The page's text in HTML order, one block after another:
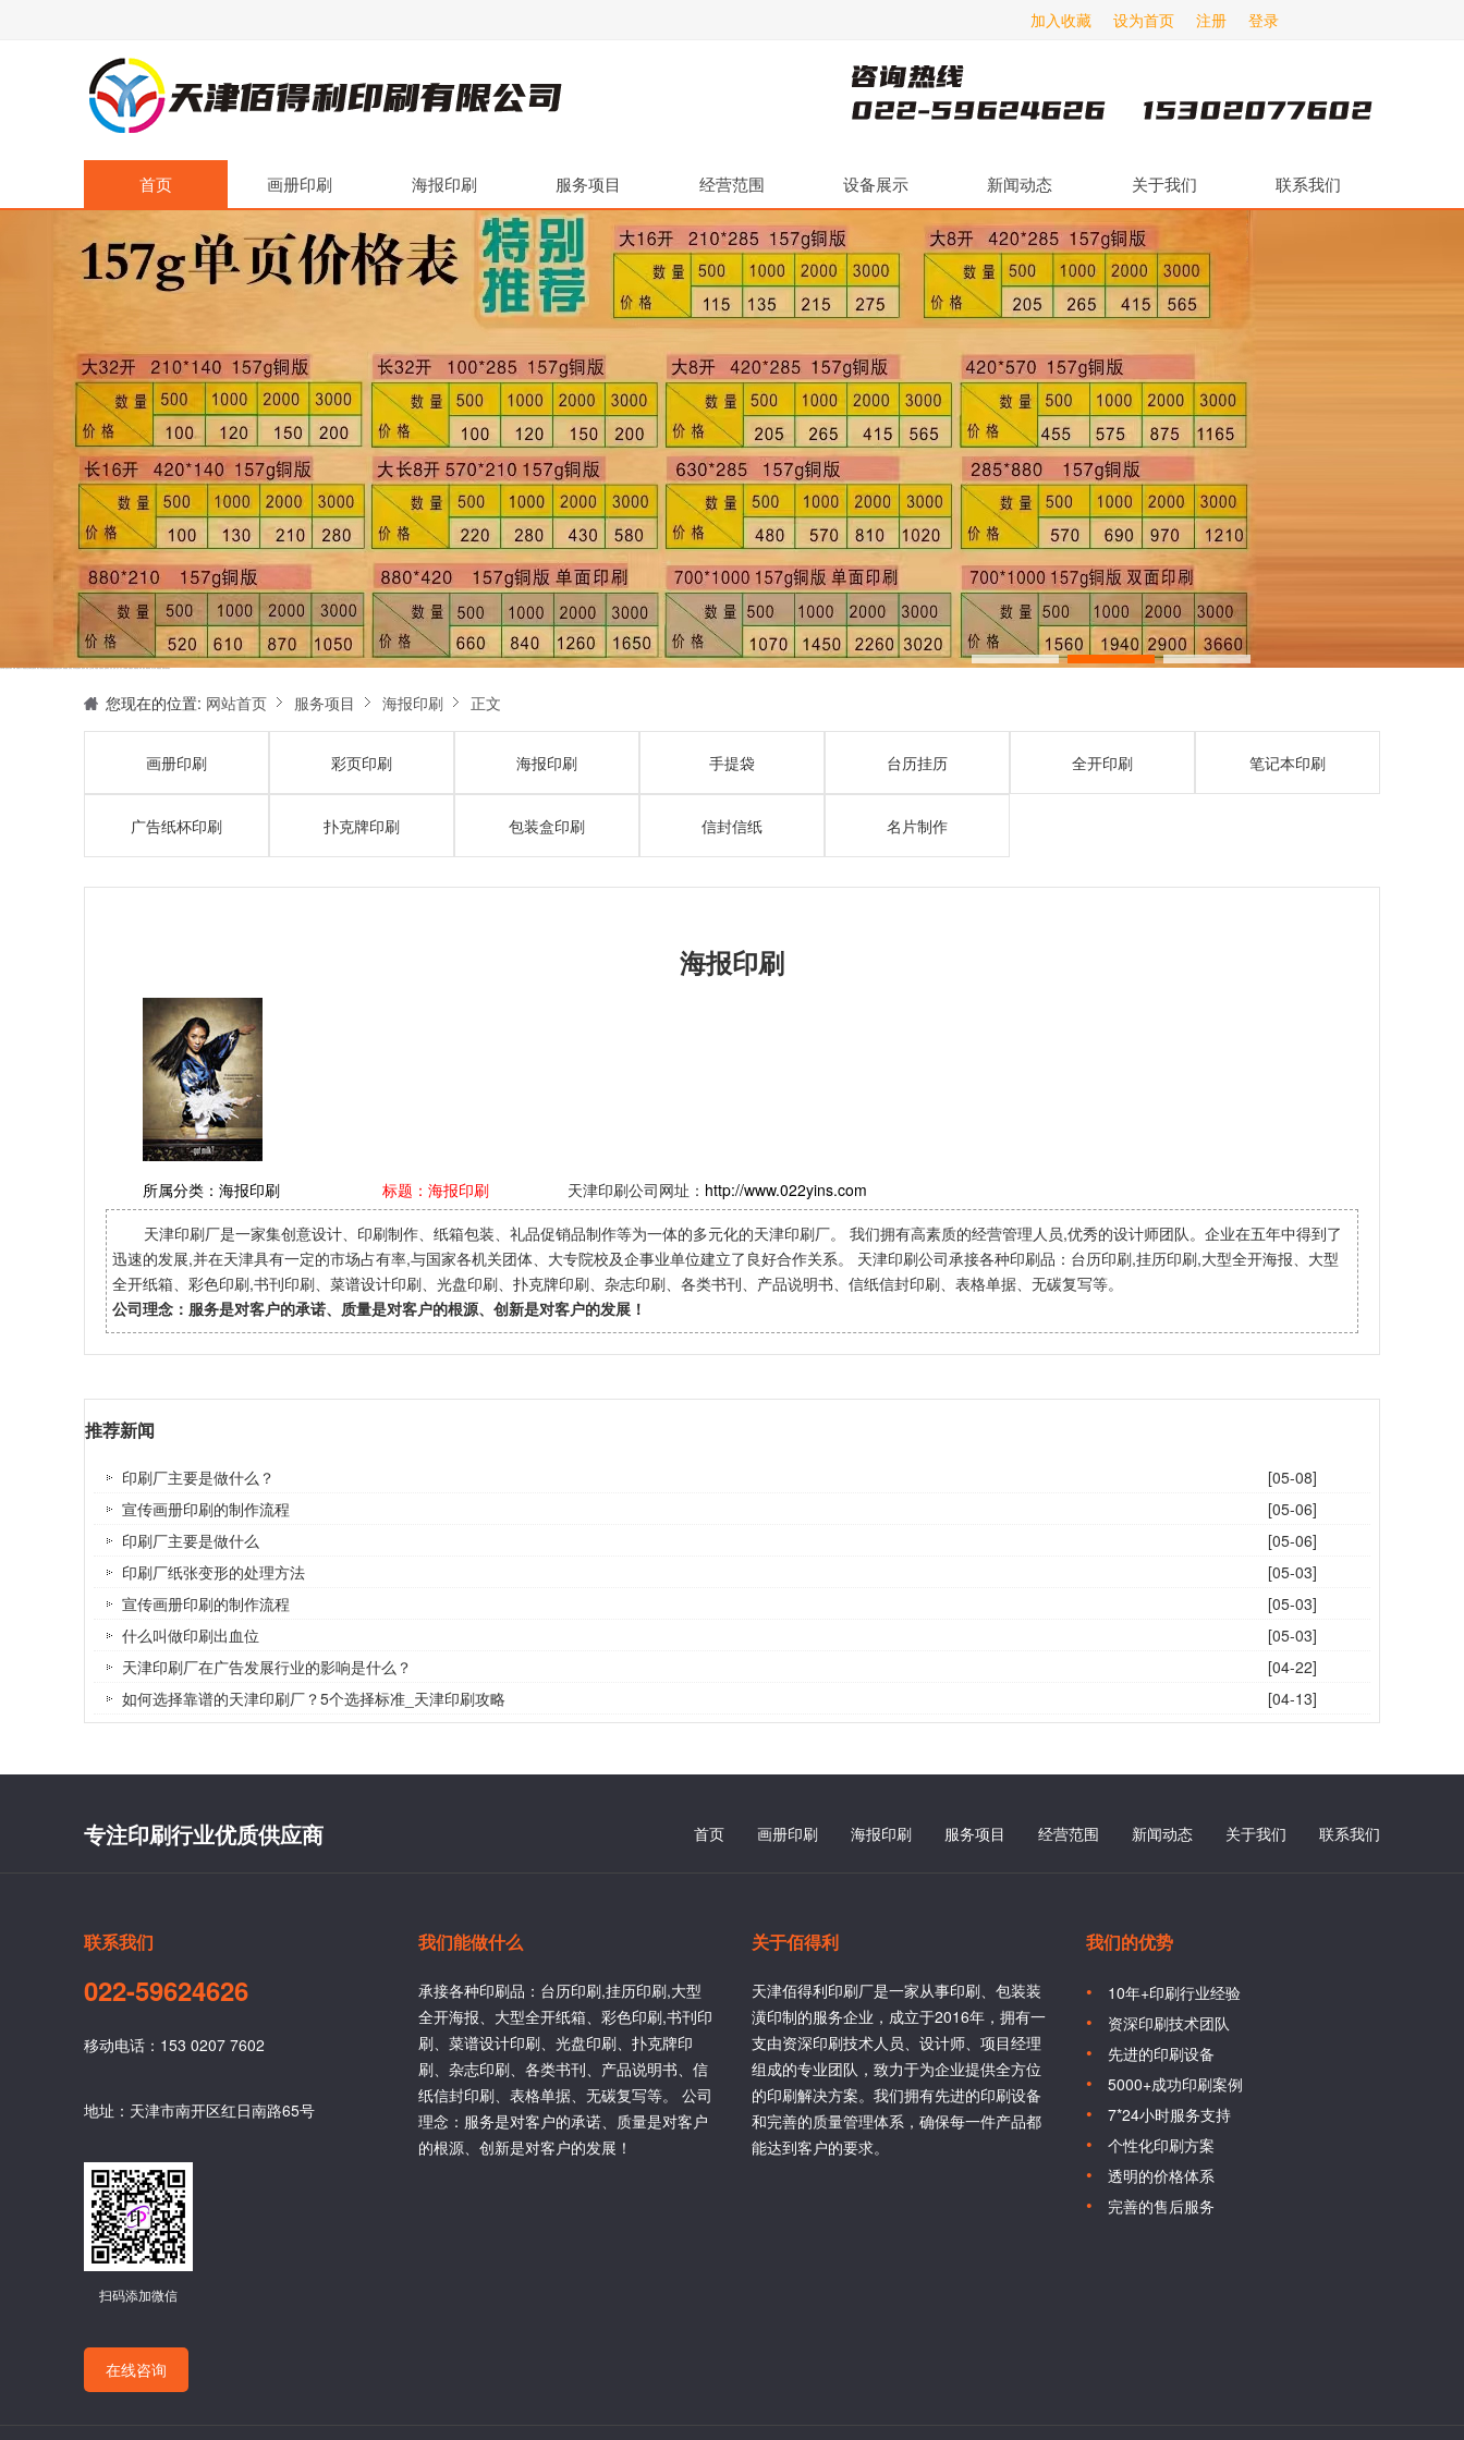
登录
注册
设为首页
加入收藏
首页 画册印刷 海报印刷 服务项目 经营范围 设备展示 新闻动态 关于我们 联系我们
您现在的位置: 网站首页 服务项目 海报印刷 正文
画册印刷 彩页印刷 海报印刷 手提袋 台历挂历 全开印刷 笔记本印刷
广告纸杯印刷 扑克牌印刷 包装盒印刷 信封信纸 名片制作
海报印刷
所属分类： 海报印刷 标题：海报印刷 天津印刷公司网址： http://www.022yins.com
天津印刷厂是一家集创意设计、印刷制作、纸箱包装、礼品促销品制作等为一体的多元化的天津印刷厂。 我们拥有高素质的经营管理人员,优秀的设计师团队。企业在五年中得到了
迅速的发展,并在天津具有一定的市场占有率,与国家各机关团体、大专院校及企事业单位建立了良好合作关系。 天津印刷公司承接各种印刷品：台历印刷,挂历印刷,大型全开海报、大型
全开纸箱、彩色印刷,书刊印刷、菜谱设计印刷、光盘印刷、扑克牌印刷、杂志印刷、各类书刊、产品说明书、信纸信封印刷、表格单据、无碳复写等。
公司理念：服务是对客户的承诺、质量是对客户的根源、创新是对客户的发展！
推荐新闻
印刷厂主要是做什么？
[05-08]
宣传画册印刷的制作流程
[05-06]
印刷厂主要是做什么
[05-06]
印刷厂纸张变形的处理方法
[05-03]
宣传画册印刷的制作流程
[05-03]
什么叫做印刷出血位
[05-03]
天津印刷厂在广告发展行业的影响是什么？
[04-22]
如何选择靠谱的天津印刷厂？5个选择标准_天津印刷攻略
[04-13]
专注印刷行业优质供应商 首页 画册印刷 海报印刷 服务项目 经营范围 新闻动态 关于我们 联系我们
联系我们
022-59624626
移动电话：153 0207 7602
地址：天津市南开区红日南路65号
扫码添加微信
在线咨询
我们能做什么
承接各种印刷品：台历印刷,挂历印刷,大型
全开海报、大型全开纸箱、彩色印刷,书刊印
刷、菜谱设计印刷、光盘印刷、扑克牌印
刷、杂志印刷、各类书刊、产品说明书、信
纸信封印刷、表格单据、无碳复写等。 公司
理念：服务是对客户的承诺、质量是对客户
的根源、创新是对客户的发展！
关于佰得利
天津佰得利印刷厂是一家从事印刷、包装装
潢印制的服务企业，成立于2016年，拥有一
支由资深印刷技术人员、设计师、项目经理
组成的专业团队，致力于为企业提供全方位
的印刷解决方案。我们拥有先进的印刷设备
和完善的质量管理体系，确保每一件产品都
能达到客户的要求。
我们的优势
10年+印刷行业经验
资深印刷技术团队
先进的印刷设备
5000+成功印刷案例
7*24小时服务支持
个性化印刷方案
透明的价格体系
完善的售后服务